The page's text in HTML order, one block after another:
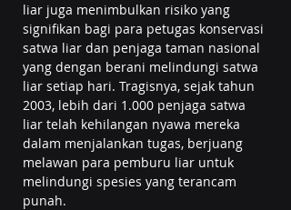
liar juga menimbulkan risiko yang
signifikan bagi para petugas konservasi
satwa liar dan penjaga taman nasional
yang dengan berani melindungi satwa
liar setiap hari. Tragisnya, sejak tahun
2003, lebih dari 1.000 penjaga satwa
liar telah kehilangan nyawa mereka
dalam menjalankan tugas, berjuang
melawan para pemburu liar untuk
melindungi spesies yang terancam
punah.